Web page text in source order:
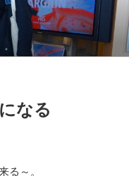
なる
る～。